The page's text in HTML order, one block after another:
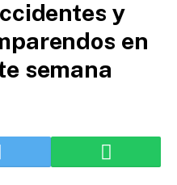
y
en
semana